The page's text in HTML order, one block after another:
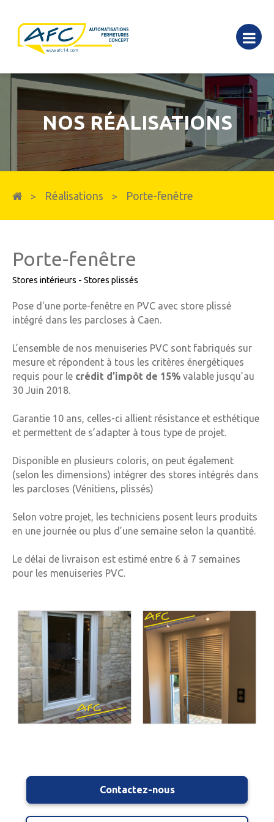
NOS RÉALISATIONS
> Réalisations > Porte-fenêtre
Porte-fenêtre
Stores intérieurs - Stores plissés
Pose d'une porte-fenêtre en PVC avec store plissé
intégré dans les parcloses à Caen.
L’ensemble de nos menuiseries PVC sont fabriqués sur
mesure et répondent à tous les critères énergétiques
requis pour le crédit d’impôt de 15% valable jusqu’au
30 Juin 2018.
Garantie 10 ans, celles-ci allient résistance et esthétique
et permettent de s’adapter à tous type de projet.
Disponible en plusieurs coloris, on peut également
(selon les dimensions) intégrer des stores intégrés dans
les parcloses (Vénitiens, plissés)
Selon votre projet, les techniciens posent leurs produits
en une journée ou plus d’une semaine selon la quantité.
Le délai de livraison est estimé entre 6 à 7 semaines
pour les menuiseries PVC.
Contactez-nous